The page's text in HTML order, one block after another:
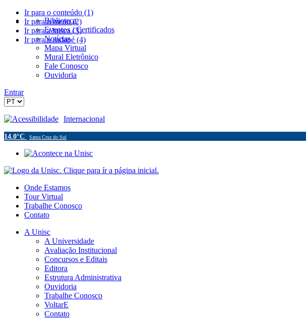
Ir para o conteúdo (1)
Ir para o menu (2)
Ir para a busca (3)
Ir para o rodapé (4)
Biblioteca
Eventos / Certificados
Notícias
Mapa Virtual
Mural Eletrônico
Fale Conosco
Ouvidoria
Entrar
Acessibilidade Internacional
14.0°C Santa Cruz do Sul
Onde Estamos
Tour Virtual
Trabalhe Conosco
Contato
A Unisc
A Universidade
Avaliação Institucional
Concursos e Editais
Editora
Estrutura Administrativa
Ouvidoria
Trabalhe Conosco
VoltarE
Contato